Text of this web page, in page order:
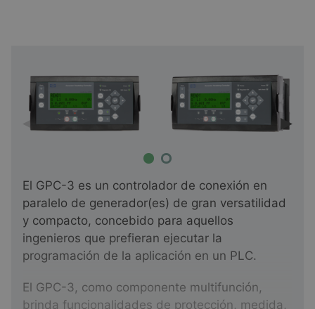
El GPC-3 es un controlador de conexión en
paralelo de generador(es) de gran versatilidad
y compacto, concebido para aquellos
ingenieros que prefieran ejecutar la
programación de la aplicación en un PLC.
El GPC-3, como componente multifunción,
brinda funcionalidades de protección, medida,